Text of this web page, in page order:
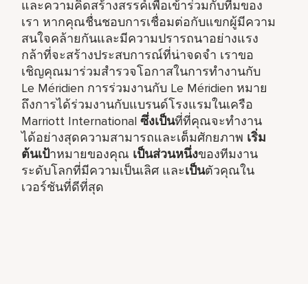
และความคิดสร้างสรรค์เพื่อเข้าร่วมกับทีมของ
เรา หากคุณชื่นชอบการเชื่อมต่อกับแขกผู้มีความ
สนใจคล้ายกันและมีความปรารถนาอย่างแรง
กล้าที่จะสร้างประสบการณ์ที่น่าจดจำ เราขอ
เชิญคุณมาร่วมสำรวจโอกาสในการทำงานกับ
Le Méridien การร่วมงานกับ Le Méridien หมาย
ถึงการได้ร่วมงานกับแบรนด์โรงแรมในเครือ
Marriott Internationalซึ่งเป็นที่ที่คุณจะทำงาน
ได้อย่างสุดความสามารถและเต็มศักยภาพ เริ่ม
ต้นเป้าหมายของคุณ เป็นส่วนหนึ่งของทีมงาน
ระดับโลกที่มีความเป็นเลิศ และเป็นตัวคุณใน
เวอร์ชันที่ดีที่สุด